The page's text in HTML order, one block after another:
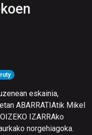
eskainia,
ABARRATIAtik Mikel
IZARRAko
norgehiagoka.